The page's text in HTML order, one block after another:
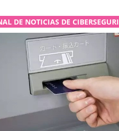
DE NOTICIAS DE